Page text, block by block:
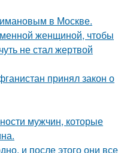
в Москве.
женщиной, чтобы
не стал жертвой
принял закон о
мужчин, которые
и после этого они все